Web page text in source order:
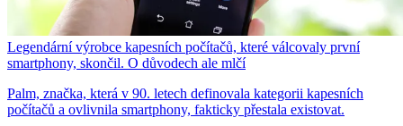
Legendární výrobce kapesních počítačů, které válcovaly první
smartphony, skončil. O důvodech ale mlčí
Palm, značka, která v 90. letech definovala kategorii kapesních
počítačů a ovlivnila smartphony, fakticky přestala existovat.